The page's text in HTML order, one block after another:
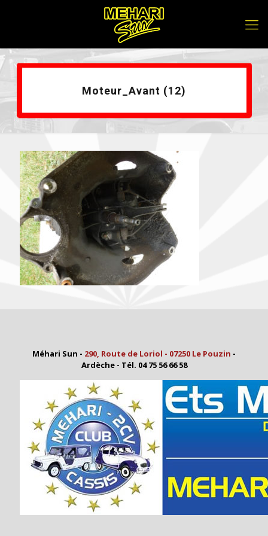
Moteur_Avant (12)
Méhari Sun - 290, Route de Loriol - 07250 Le Pouzin -
Ardèche - Tél. 04 75 56 66 58